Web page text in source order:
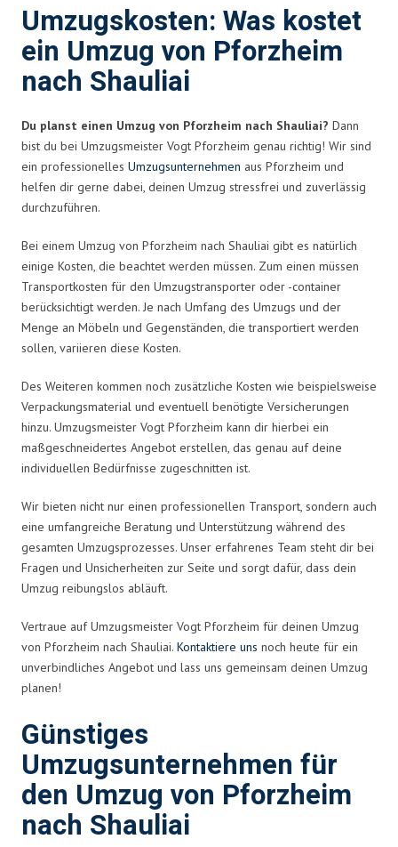
Umzugskosten: Was kostet
ein Umzug von Pforzheim
nach Shauliai
Du planst einen Umzug von Pforzheim nach Shauliai? Dann
bist du bei Umzugsmeister Vogt Pforzheim genau richtig! Wir sind
ein professionelles Umzugsunternehmen aus Pforzheim und
helfen dir gerne dabei, deinen Umzug stressfrei und zuverlässig
durchzuführen.
Bei einem Umzug von Pforzheim nach Shauliai gibt es natürlich
einige Kosten, die beachtet werden müssen. Zum einen müssen
Transportkosten für den Umzugstransporter oder -container
berücksichtigt werden. Je nach Umfang des Umzugs und der
Menge an Möbeln und Gegenständen, die transportiert werden
sollen, variieren diese Kosten.
Des Weiteren kommen noch zusätzliche Kosten wie beispielsweise
Verpackungsmaterial und eventuell benötigte Versicherungen
hinzu. Umzugsmeister Vogt Pforzheim kann dir hierbei ein
maßgeschneidertes Angebot erstellen, das genau auf deine
individuellen Bedürfnisse zugeschnitten ist.
Wir bieten nicht nur einen professionellen Transport, sondern auch
eine umfangreiche Beratung und Unterstützung während des
gesamten Umzugsprozesses. Unser erfahrenes Team steht dir bei
Fragen und Unsicherheiten zur Seite und sorgt dafür, dass dein
Umzug reibungslos abläuft.
Vertraue auf Umzugsmeister Vogt Pforzheim für deinen Umzug
von Pforzheim nach Shauliai. Kontaktiere uns noch heute für ein
unverbindliches Angebot und lass uns gemeinsam deinen Umzug
planen!
Günstiges
Umzugsunternehmen für
den Umzug von Pforzheim
nach Shauliai